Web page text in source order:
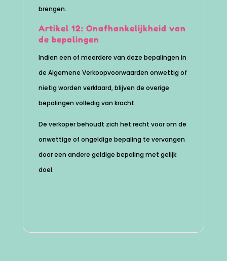
brengen.
Artikel 12: Onafhankelijkheid van
de bepalingen
Indien een of meerdere van deze bepalingen in
de Algemene Verkoopvoorwaarden onwettig of
nietig worden verklaard, blijven de overige
bepalingen volledig van kracht.
De verkoper behoudt zich het recht voor om de
onwettige of ongeldige bepaling te vervangen
door een andere geldige bepaling met gelijk
doel.